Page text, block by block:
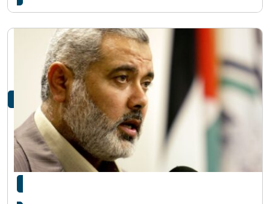
गाजा युद्धविराम सम्झौता ‘नजिक’